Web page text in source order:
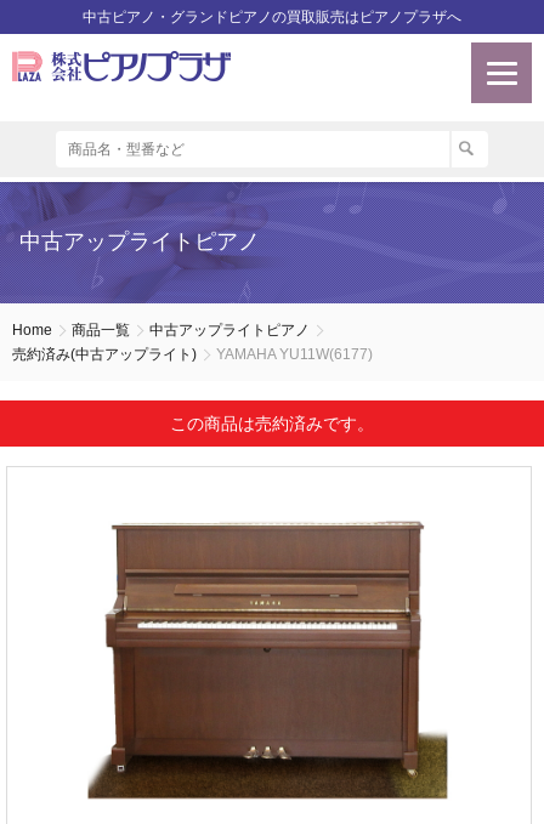
中古ピアノ・グランドピアノの買取販売はピアノプラザへ
中古アップライトピアノ
Home 商品一覧
中古アップライトピアノ
売約済み(中古アップライト)
YAMAHA YU11W(6177)
この商品は売約済みです。